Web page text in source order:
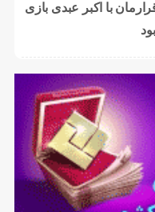
با اکبر عبدی بازی